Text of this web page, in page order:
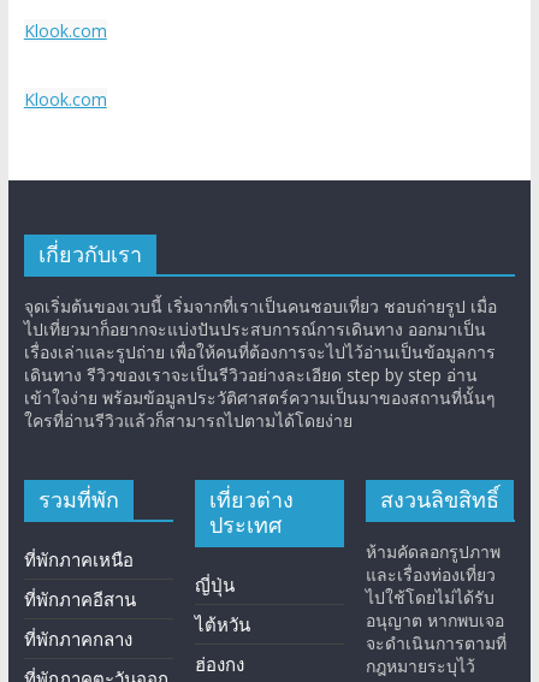
Klook.com
Klook.com
เกี่ยวกับเรา
จุดเริ่มต้นของเวบนี้ เริ่มจากที่เราเป็นคนชอบเที่ยว ชอบถ่ายรูป เมื่อ
ไปเที่ยวมาก็อยากจะแบ่งปันประสบการณ์การเดินทาง ออกมาเป็น
เรื่องเล่าและรูปถ่าย เพื่อให้คนที่ต้องการจะไปไว้อ่านเป็นข้อมูลการ
เดินทาง รีวิวของเราจะเป็นรีวิวอย่างละเอียด step by step อ่าน
เข้าใจง่าย พร้อมข้อมูลประวัติศาสตร์ความเป็นมาของสถานที่นั้นๆ
ใครที่อ่านรีวิวแล้วก็สามารถไปตามได้โดยง่าย
รวมที่พัก
ที่พักภาคเหนือ
ที่พักภาคอีสาน
ที่พักภาคกลาง
เที่ยวต่าง
ประเทศ
ญี่ปุ่น
ไต้หวัน
ฮ่องกง
สงวนลิขสิทธิ์
ห้ามคัดลอกรูปภาพ
และเรื่องท่องเที่ยว
ไปใช้โดยไม่ได้รับ
อนุญาต หากพบเจอ
จะดำเนินการตามที่
กฎหมายระบุไว้